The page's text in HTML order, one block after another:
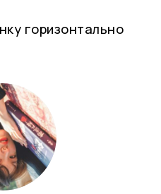
горизонтально